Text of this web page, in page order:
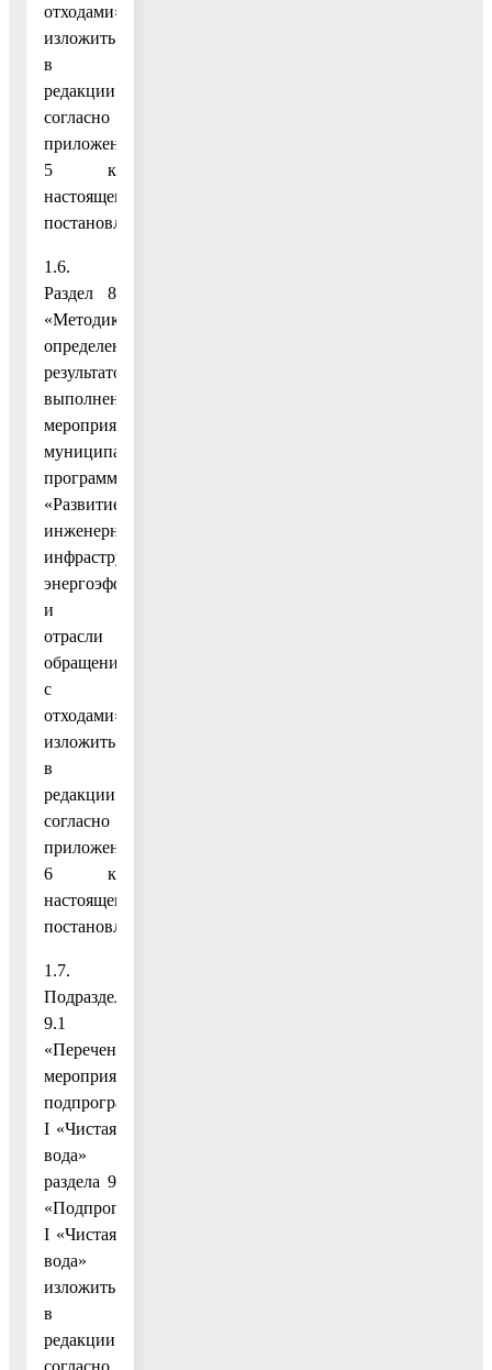
отходами»,
изложить
в
редакции
согласно
приложению
5 к
настоящему
постановлению;
1.6.
Раздел 8
«Методика
определения
результатов
выполнения
мероприятий
муниципальной
программы
«Развитие
инженерной
инфраструктуры,
энергоэффективности
и
отрасли
обращения
с
отходами»
изложить
в
редакции
согласно
приложению
6 к
настоящему
постановлению;
1.7.
Подраздел
9.1
«Перечень
мероприятий
подпрограммы
I «Чистая
вода»
раздела 9
«Подпрограмма
I «Чистая
вода»
изложить
в
редакции
согласно